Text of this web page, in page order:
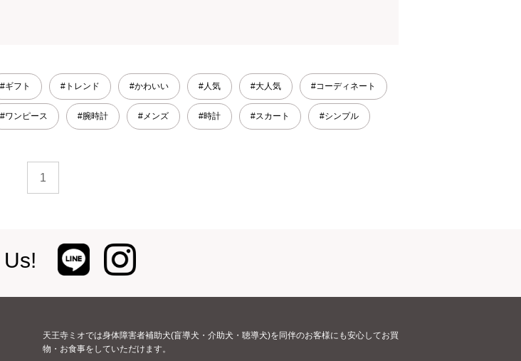
#ギフト #トレンド #かわいい #人気 #大人気 #コーディネート
#ワンピース #腕時計 #メンズ #時計 #スカート #シンプル
1
天王寺ミオでは身体障害者補助犬(盲導犬・介助犬・聴導犬)を同伴のお客様にも安心してお買
物・お食事をしていただけます。